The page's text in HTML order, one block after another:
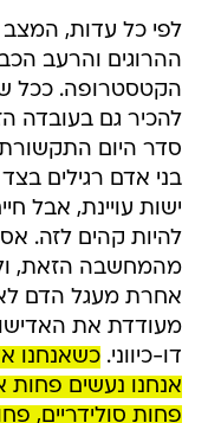
לפי כל עדות, המצב
ההרוגים והרעב
הקטסטרופה. ככל
להכיר גם בעובדה
סדר היום
בני אדם רגילים
ישות עויינת, אבל
להיות קהים לזה.
מהמחשבה הזאת,
אחרת מעגל הדם לא
מעודדת את
דו-כיווני.כשאנחנו
אנחנו נעשים פחות
פחות סולידריים,